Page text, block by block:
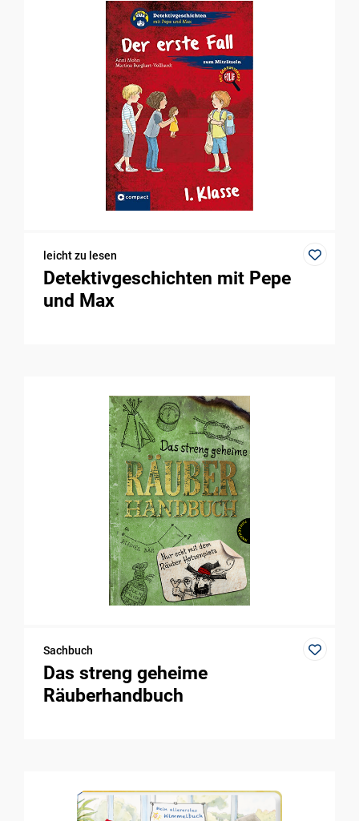
leicht zu lesen
Detektivgeschichten mit Pepe
und Max
Sachbuch
Das streng geheime
Räuberhandbuch